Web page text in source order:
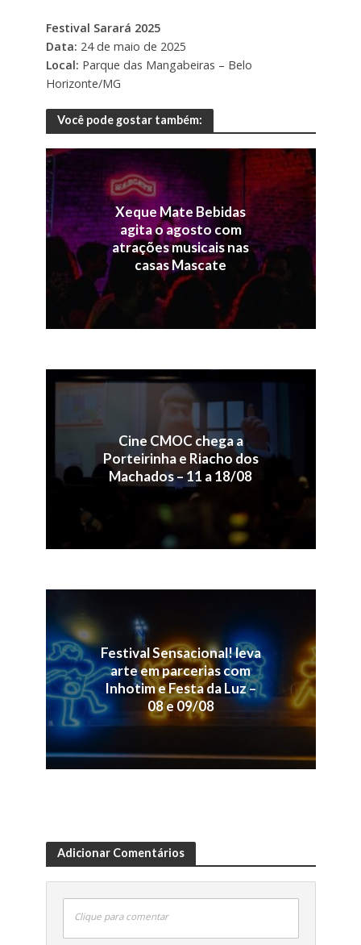
Festival Sarará 2025
Data: 24 de maio de 2025
Local: Parque das Mangabeiras – Belo
Horizonte/MG
Você pode gostar também:
Xeque Mate Bebidas
agita o agosto com
atrações musicais nas
casas Mascate
Cine CMOC chega a
Porteirinha e Riacho dos
Machados – 11 a 18/08
Festival Sensacional! leva
arte em parcerias com
Inhotim e Festa da Luz –
08 e 09/08
Adicionar Comentários
Clique para comentar